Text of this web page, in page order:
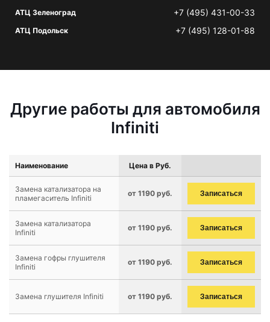
АТЦ Зеленоград +7 (495) 431-00-33
АТЦ Подольск +7 (495) 128-01-88
Другие работы для автомобиля
Infiniti
Наименование Цена в Руб.
Замена катализатора на
пламегаситель Infiniti
от 1190 руб. Записаться
Замена катализатора
Infiniti
от 1190 руб. Записаться
Замена гофры глушителя
Infiniti
от 1190 руб. Записаться
Замена глушителя Infiniti от 1190 руб. Записаться